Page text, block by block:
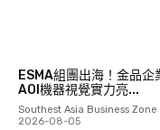
ESMA組團出海！金品企
AOI機器視覺實力亮...
Southest Asia Business Zone
2026-08-05